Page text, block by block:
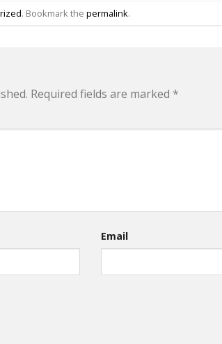
. Bookmark the permalink.
Required fields are marked *
Email